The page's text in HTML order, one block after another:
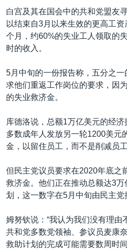
白宫及其在国会中的共和党盟友
以结束自3月以来生效的更高工
个月，约60%的失业工人领取的
时的收入。
5月中旬的一份报告称，五分之
求他们重返工作岗位的要求，因
的失业救济金。
库德洛说，总额1万亿美元的经
多数成年人发放另一轮1200美元
金，以留住员工，而不是削减员工
但民主党议员要求在2020年底之
救济金。他们正在推动总额达3
划，这一数字在5月中旬由民主党
姆努钦说：“我认为我们没有理由
共和党多数党领袖、参议员麦康
救助计划的完成可能需要数周时间